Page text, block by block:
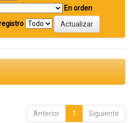
En orden
Anterior 1 Siguiente